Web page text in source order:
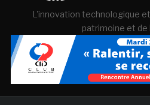
L'innovation technologique
patrimoine et de